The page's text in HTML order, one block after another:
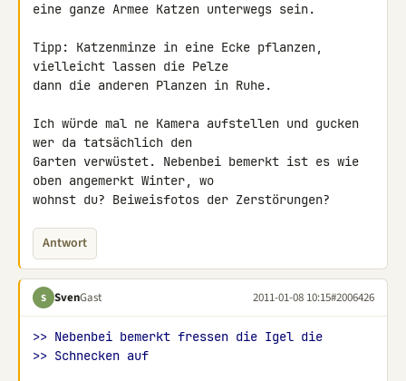
eine ganze Armee Katzen unterwegs sein.
Tipp: Katzenminze in eine Ecke pflanzen,
vielleicht lassen die Pelze
dann die anderen Planzen in Ruhe.
Ich würde mal ne Kamera aufstellen und gucken
wer da tatsächlich den
Garten verwüstet. Nebenbei bemerkt ist es wie
oben angemerkt Winter, wo
wohnst du? Beiweisfotos der Zerstörungen?
Antwort
S SvenGast 2011-01-08 10:15#2006426
>> Nebenbei bemerkt fressen die Igel die
>> Schnecken auf